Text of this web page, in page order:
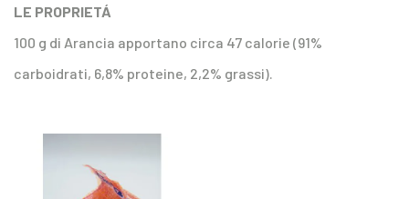
LE PROPRIETÁ
100 g di Arancia apportano circa 47 calorie (91%
carboidrati, 6,8% proteine, 2,2% grassi).